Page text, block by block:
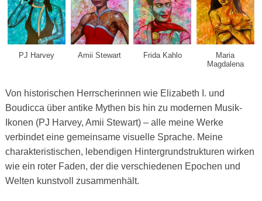
PJ Harvey Amii Stewart Frida Kahlo
Maria
Magdalena
Von historischen Herrscherinnen wie Elizabeth I. und
Boudicca über antike Mythen bis hin zu modernen Musik-
Ikonen (PJ Harvey, Amii Stewart) – alle meine Werke
verbindet eine gemeinsame visuelle Sprache. Meine
charakteristischen, lebendigen Hintergrundstrukturen wirken
wie ein roter Faden, der die verschiedenen Epochen und
Welten kunstvoll zusammenhält.